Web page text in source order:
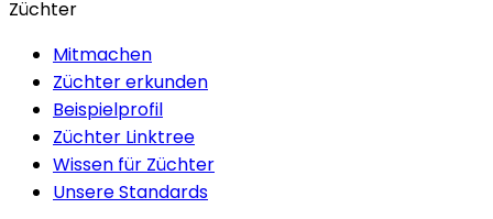
Züchter
Mitmachen
Züchter erkunden
Beispielprofil
Züchter Linktree
Wissen für Züchter
Unsere Standards